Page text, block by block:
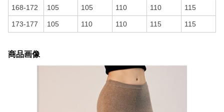
168-172 105 105 110 110 115
173-177 105 110 110 115 115
商品画像